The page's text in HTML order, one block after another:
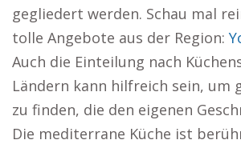
gegliedert werden. Schau mal
tolle Angebote aus der Region:
Auch die Einteilung nach
Ländern kann hilfreich sein, um
zu finden, die den eigenen
Die mediterrane Küche ist